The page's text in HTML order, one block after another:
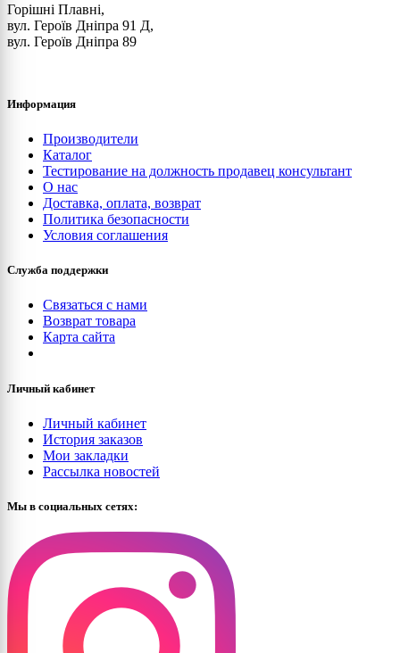
Горішні Плавні,
вул. Героїв Дніпра 91 Д,
вул. Героїв Дніпра 89
Информация
Производители
Каталог
Тестирование на должность продавец консультант
О нас
Доставка, оплата, возврат
Политика безопасности
Условия соглашения
Служба поддержки
Связаться с нами
Возврат товара
Карта сайта
Личный кабинет
Личный кабинет
История заказов
Мои закладки
Рассылка новостей
Мы в социальных сетях: